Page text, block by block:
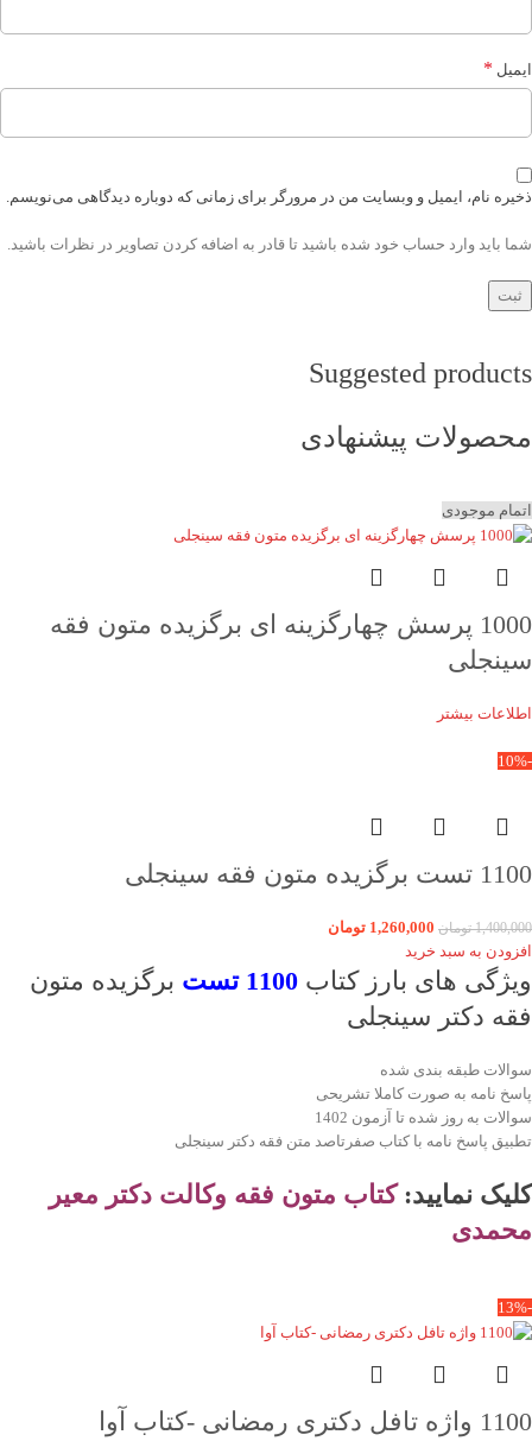
ایمیل *
ذخیره نام، ایمیل و وبسایت من در مرورگر برای زمانی که دوباره دیدگاهی می‌نویسم.
شما باید وارد حساب خود شده باشید تا قادر به اضافه کردن تصاویر در نظرات باشید.
Suggested products
محصولات پیشنهادی
اتمام موجودی
1000 پرسش چهارگزینه ای برگزیده متون فقه
سینجلی
اطلاعات بیشتر
-10%
1100 تست برگزیده متون فقه سینجلی
1,400,000 تومان 1,260,000 تومان
افزودن به سبد خرید
ویژگی های بارز کتاب 1100 تست
برگزیده متون
فقه دکتر سینجلی
سوالات طبقه بندی شده
پاسخ نامه به صورت کاملا تشریحی
سوالات به روز شده تا آزمون 1402
تطبیق پاسخ نامه با کتاب صفرتاصد متن فقه دکتر سینجلی
کلیک نمایید: کتاب متون فقه وکالت دکتر معیر
محمدی
-13%
1100 واژه تافل دکتری رمضانی -کتاب آوا